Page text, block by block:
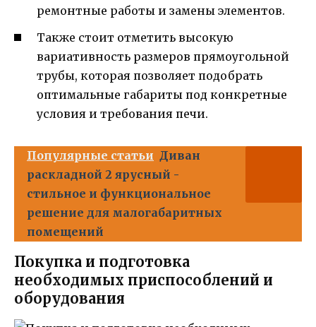
ремонтные работы и замены элементов.
Также стоит отметить высокую
вариативность размеров прямоугольной
трубы, которая позволяет подобрать
оптимальные габариты под конкретные
условия и требования печи.
Популярные статьи Диван
раскладной 2 ярусный -
стильное и функциональное
решение для малогабаритных
помещений
Покупка и подготовка
необходимых приспособлений и
оборудования